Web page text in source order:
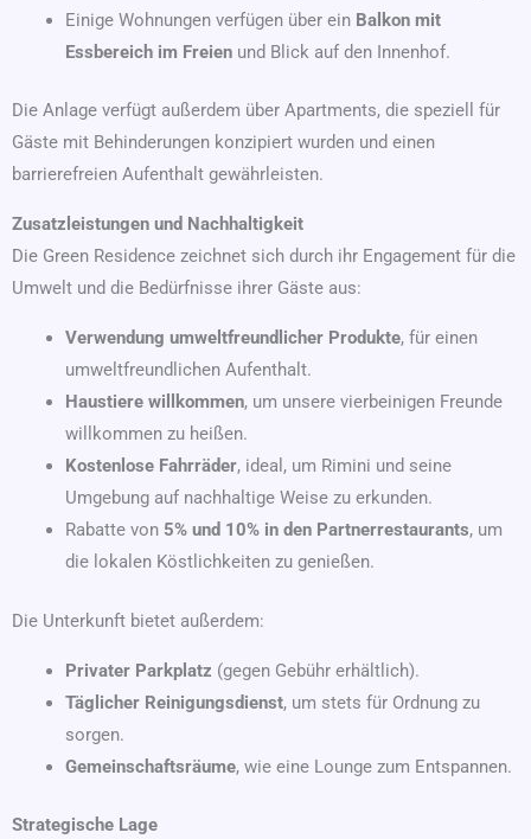
Einige Wohnungen verfügen über ein Balkon mit
Essbereich im Freien und Blick auf den Innenhof.
Die Anlage verfügt außerdem über Apartments, die speziell für
Gäste mit Behinderungen konzipiert wurden und einen
barrierefreien Aufenthalt gewährleisten.
Zusatzleistungen und Nachhaltigkeit
Die Green Residence zeichnet sich durch ihr Engagement für die
Umwelt und die Bedürfnisse ihrer Gäste aus:
Verwendung umweltfreundlicher Produkte, für einen
umweltfreundlichen Aufenthalt.
Haustiere willkommen, um unsere vierbeinigen Freunde
willkommen zu heißen.
Kostenlose Fahrräder, ideal, um Rimini und seine
Umgebung auf nachhaltige Weise zu erkunden.
Rabatte von 5% und 10% in den Partnerrestaurants, um
die lokalen Köstlichkeiten zu genießen.
Die Unterkunft bietet außerdem:
Privater Parkplatz (gegen Gebühr erhältlich).
Täglicher Reinigungsdienst, um stets für Ordnung zu
sorgen.
Gemeinschaftsräume, wie eine Lounge zum Entspannen.
Strategische Lage